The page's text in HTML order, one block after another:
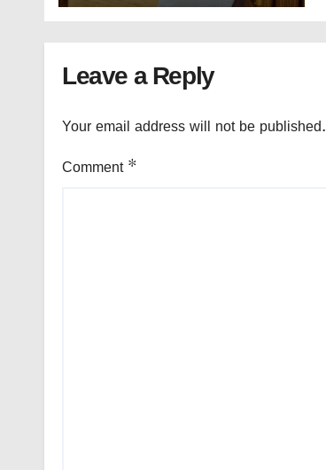
Leave a Reply
Your email address will not be published.
Comment *